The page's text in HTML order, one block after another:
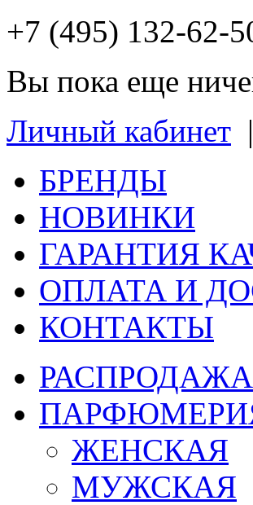
+7 (495) 132-62-
Вы пока еще
Личный кабинет |
БРЕНДЫ
НОВИНКИ
ГАРАНТИЯ
ОПЛАТА И
КОНТАКТЫ
РАСПРОДАЖА
ЖЕНСКАЯ
МУЖСКАЯ